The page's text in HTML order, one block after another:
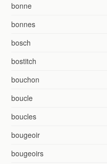
bonne
bonnes
bosch
bostitch
bouchon
boucle
boucles
bougeoir
bougeoirs